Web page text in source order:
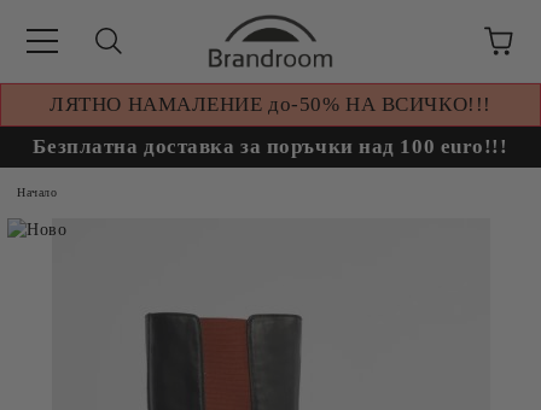
ЛЯТНО НАМАЛЕНИЕ до-50% НА ВСИЧКО!!!
Безплатна доставка за поръчки над 100 euro!!!
Начало